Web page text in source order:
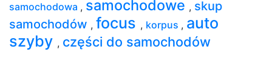
samochodowa , samochodowe , skup
samochodów , focus , korpus , auto
szyby , części do samochodów